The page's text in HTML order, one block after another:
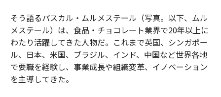
そう語るパスカル・ムルメステール（写真。以下、ムル
メステール）は、食品・チョコレート業界で20年以上に
わたり活躍してきた人物だ。これまで英国、シンガポー
ル、日本、米国、ブラジル、インド、中国など世界各地
で要職を経験し、事業成長や組織変革、イノベーション
を主導してきた。